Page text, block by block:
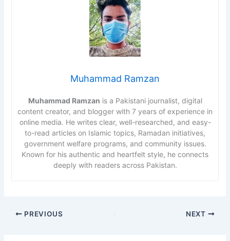
Muhammad Ramzan
Muhammad Ramzan is a Pakistani journalist, digital
content creator, and blogger with 7 years of experience in
online media. He writes clear, well-researched, and easy-
to-read articles on Islamic topics, Ramadan initiatives,
government welfare programs, and community issues.
Known for his authentic and heartfelt style, he connects
deeply with readers across Pakistan.
PREVIOUS NEXT